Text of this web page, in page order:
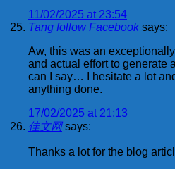
11/02/2025 at 23:54
Tang follow Facebook says:
Aw, this was an
and actual effort to
can I say… I hesitate a lot
anything done.
17/02/2025 at 21:13
佳文网 says:
Thanks a lot for the blog